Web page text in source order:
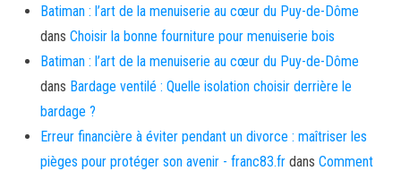
Batiman : l’art de la menuiserie au cœur du Puy-de-Dôme
dans Choisir la bonne fourniture pour menuiserie bois
Batiman : l’art de la menuiserie au cœur du Puy-de-Dôme
dans Bardage ventilé : Quelle isolation choisir derrière le
bardage ?
Erreur financière à éviter pendant un divorce : maîtriser les
pièges pour protéger son avenir - franc83.fr dans Comment